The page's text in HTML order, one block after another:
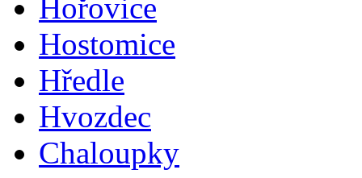
Hořovice
Hostomice
Hředle
Hvozdec
Chaloupky